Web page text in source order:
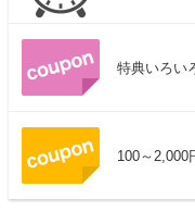
特典いろい
100～2,000